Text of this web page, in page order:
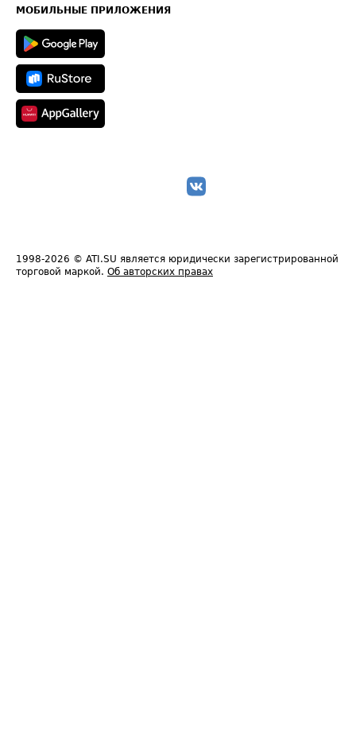
Техническая информация
МОБИЛЬНЫЕ ПРИЛОЖЕНИЯ
1998-2026 © ATI.SU является юридически зарегистрированной
торговой маркой. Об авторских правах